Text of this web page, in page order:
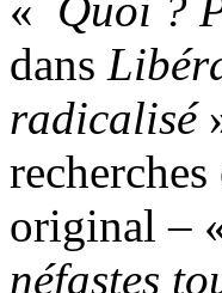
dans
radicalisé
original –
néfastes